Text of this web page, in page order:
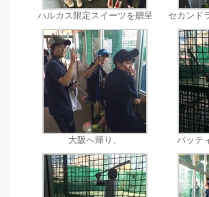
ハルカス限定スイーツを贈呈 セカンド
大阪へ帰り、 バッテ